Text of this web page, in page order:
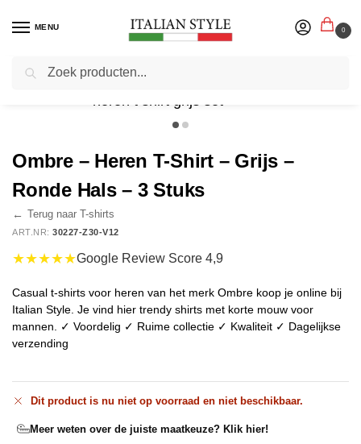
MENU 0
Home Herenmode / Italiaanse Shirts
Ombre – Heren T-Shirt – Grijs –
Ronde Hals – 3 Stuks
← Terug naar T-shirts
ART.NR: 30227-Z30-V12
★★★★★Google Review Score 4,9
Casual t-shirts voor heren van het merk Ombre koop je online bij
Italian Style. Je vind hier trendy shirts met korte mouw voor
mannen. ✓ Voordelig ✓ Ruime collectie ✓ Kwaliteit ✓ Dagelijkse
verzending
Dit product is nu niet op voorraad en niet beschikbaar.
Meer weten over de juiste maatkeuze? Klik hier!